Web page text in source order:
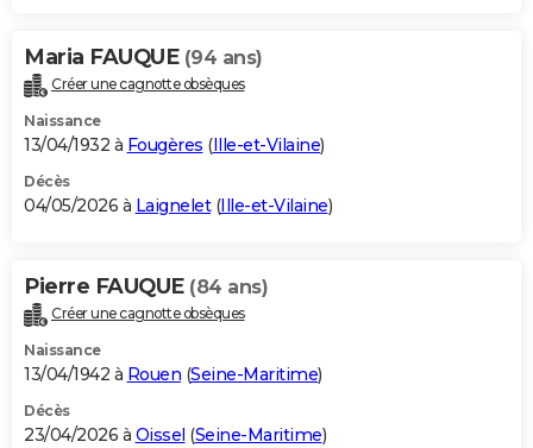
Maria FAUQUE (94 ans)
Créer une cagnotte obsèques
Naissance
13/04/1932 à Fougères (Ille-et-Vilaine)
Décès
04/05/2026 à Laignelet(Ille-et-Vilaine)
Pierre FAUQUE (84 ans)
Créer une cagnotte obsèques
Naissance
13/04/1942 à Rouen (Seine-Maritime)
Décès
23/04/2026 à Oissel (Seine-Maritime)